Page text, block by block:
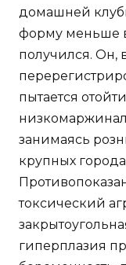
домашней
форму меньше
получился. Он,
пытается
занимаясь
крупных
токсический
гиперплазия